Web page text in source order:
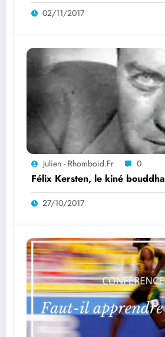
02/11/2017
Julien - Rhomboid.fr 0
Félix Kersten, le kiné bouddha
27/10/2017